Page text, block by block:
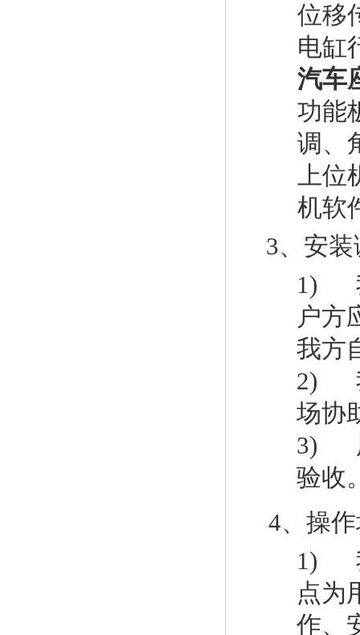
位移
电缸
汽车
功能
调、
上位
机软
3、安
1)
户方
我方
2)
场协
3)
验收
4、操
1)
点为
作、